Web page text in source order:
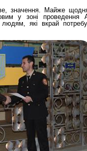
значення. Майже
у зоні проведення
які вкрай